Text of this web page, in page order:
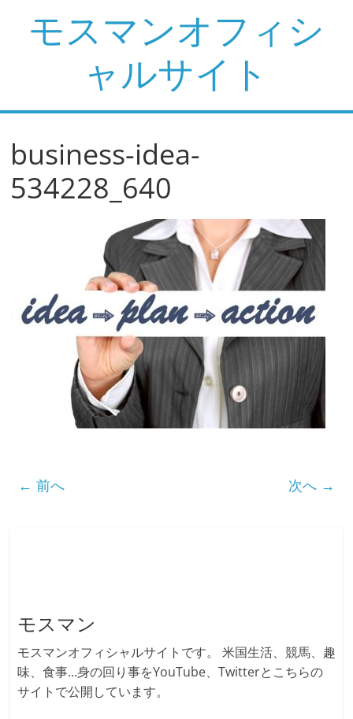
へ
モスマンオフィシ
ャルサイト
business-idea-
534228_640
← 前へ 次へ →
モスマン
モスマンオフィシャルサイトです。 米国生活、競馬、趣
味、食事...身の回り事をYouTube、Twitterとこちらの
サイトで公開しています。